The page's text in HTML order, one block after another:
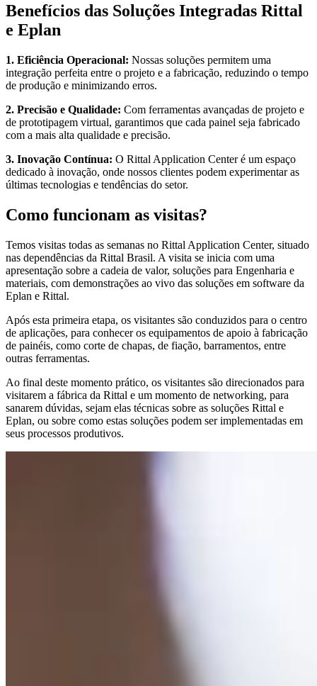
Benefícios das Soluções Integradas Rittal
e Eplan
1. Eficiência Operacional: Nossas soluções permitem uma
integração perfeita entre o projeto e a fabricação, reduzindo o tempo
de produção e minimizando erros.
2. Precisão e Qualidade: Com ferramentas avançadas de projeto e
de prototipagem virtual, garantimos que cada painel seja fabricado
com a mais alta qualidade e precisão.
3. Inovação Contínua: O Rittal Application Center é um espaço
dedicado à inovação, onde nossos clientes podem experimentar as
últimas tecnologias e tendências do setor.
Como funcionam as visitas?
Temos visitas todas as semanas no Rittal Application Center, situado
nas dependências da Rittal Brasil. A visita se inicia com uma
apresentação sobre a cadeia de valor, soluções para Engenharia e
materiais, com demonstrações ao vivo das soluções em software da
Eplan e Rittal.
Após esta primeira etapa, os visitantes são conduzidos para o centro
de aplicações, para conhecer os equipamentos de apoio à fabricação
de painéis, como corte de chapas, de fiação, barramentos, entre
outras ferramentas.
Ao final deste momento prático, os visitantes são direcionados para
visitarem a fábrica da Rittal e um momento de networking, para
sanarem dúvidas, sejam elas técnicas sobre as soluções Rittal e
Eplan, ou sobre como estas soluções podem ser implementadas em
seus processos produtivos.